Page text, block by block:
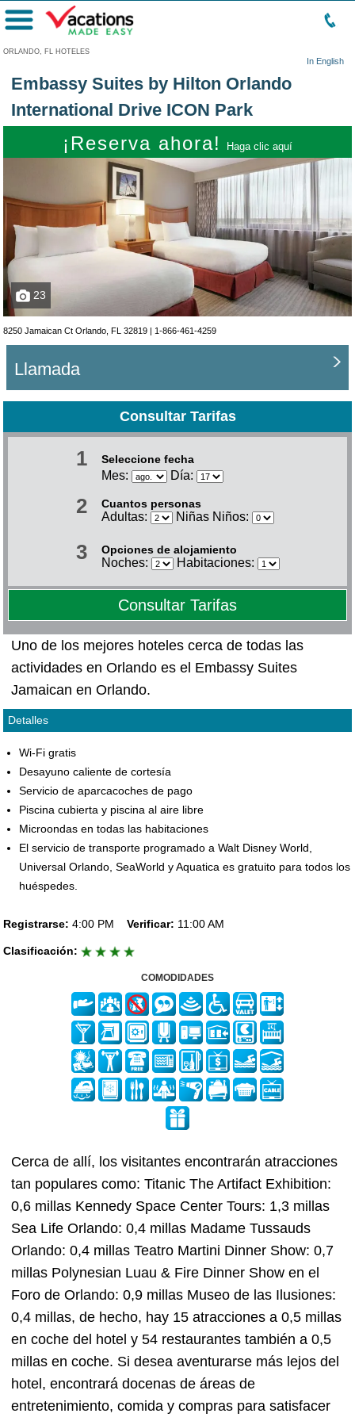
ORLANDO, FL HOTELES
In English
Menú
Embassy Suites by Hilton Orlando
International Drive ICON Park
¡Reserva ahora! Haga clic aquí
23
8250 Jamaican Ct Orlando, FL 32819 | 1-866-461-4259
Llamada
Consultar Tarifas
1 Seleccione fecha
Mes: Día:
2 Cuantos personas
Adultas: Niñas Niños:
3 Opciones de alojamiento
Noches: Habitaciones:
Consultar Tarifas
Uno de los mejores hoteles cerca de todas las
actividades en Orlando es el Embassy Suites
Jamaican en Orlando.
Detalles
Wi-Fi gratis
Desayuno caliente de cortesía
Servicio de aparcacoches de pago
Piscina cubierta y piscina al aire libre
Microondas en todas las habitaciones
El servicio de transporte programado a Walt Disney World,
Universal Orlando, SeaWorld y Aquatica es gratuito para todos los
huéspedes.
Registrarse: 4:00 PM Verificar: 11:00 AM
Clasificación:
COMODIDADES
Cerca de allí, los visitantes encontrarán atracciones
tan populares como: Titanic The Artifact Exhibition:
0,6 millas Kennedy Space Center Tours: 1,3 millas
Sea Life Orlando: 0,4 millas Madame Tussauds
Orlando: 0,4 millas Teatro Martini Dinner Show: 0,7
millas Polynesian Luau & Fire Dinner Show en el
Foro de Orlando: 0,9 millas Museo de las Ilusiones:
0,4 millas, de hecho, hay 15 atracciones a 0,5 millas
en coche del hotel y 54 restaurantes también a 0,5
millas en coche. Si desea aventurarse más lejos del
hotel, encontrará docenas de áreas de
entretenimiento, comida y compras para satisfacer